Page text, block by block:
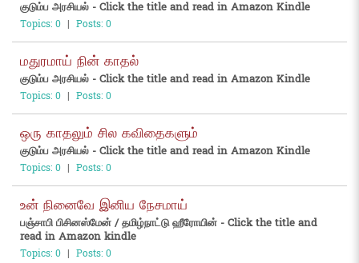
குடும்ப அரசியல் - Click the title and read in Amazon Kindle
Topics: 0 | Posts: 0
மதுரமாய் நின் காதல்
குடும்ப அரசியல் - Click the title and read in Amazon Kindle
Topics: 0 | Posts: 0
ஒரு காதலும் சில கவிதைகளும்
குடும்ப அரசியல் - Click the title and read in Amazon Kindle
Topics: 0 | Posts: 0
உன் நினைவே இனிய நேசமாய்
பஞ்சாபி பிசினஸ்மேன் / தமிழ்நாட்டு ஹீரோயின் - Click the title and
read in Amazon kindle
Topics: 0 | Posts: 0